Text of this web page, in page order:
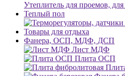
Утеплитель для проемов,
Теплый пол
Товары для отдыха
Фанера, ОСП, МДФ, ДСП
Лист МДФ
Плита ОСП